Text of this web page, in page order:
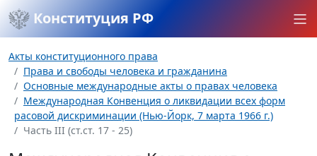
Конституция РФ
Акты конституционного права
Права и свободы человека и гражданина
Основные международные акты о правах человека
Международная Конвенция о ликвидации всех форм
расовой дискриминации (Нью-Йорк, 7 марта 1966 г.)
Часть III (ст.ст. 17 - 25)